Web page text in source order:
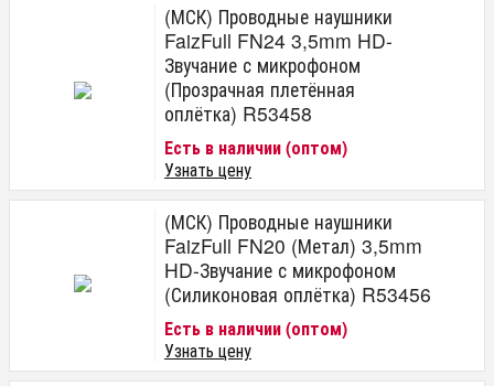
(МСК) Проводные наушники
FaizFull FN24 3,5mm HD-
Звучание с микрофоном
(Прозрачная плетённая
оплётка) R53458
Есть в наличии (оптом)
Узнать цену
(МСК) Проводные наушники
FaizFull FN20 (Метал) 3,5mm
HD-Звучание с микрофоном
(Силиконовая оплётка) R53456
Есть в наличии (оптом)
Узнать цену